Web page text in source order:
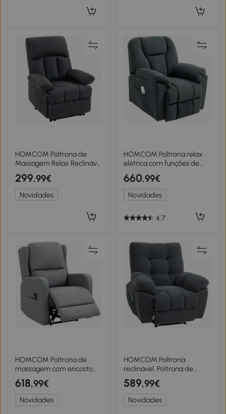
HOMCOM Poltrona de
Massagem Relax Reclinável
com 8 Pontos de
Massagem e Função Calor
85x93x103 cm Cinzento
299,99€
Novidades
HOMCOM Poltrona relax
elétrica com funções de
massagem e aquecimento,
poltrona estofada com
porta USB, bolsos laterais,
cinza
660,99€
Novidades
4.7
HOMCOM Poltrona de
massagem com encosto
reclinável, couro sintético,
ajustável eletricamente,
apoio para pés, bolso
lateral, estrutura de aço,
618,99€
Novidades
HOMCOM Poltrona
reclinável, Poltrona de
massagem estofada com 8
pontos de vibração, apoio
de pés ajustável, bolso
lateral, poltrona reclinável,
589,99€
Novidades